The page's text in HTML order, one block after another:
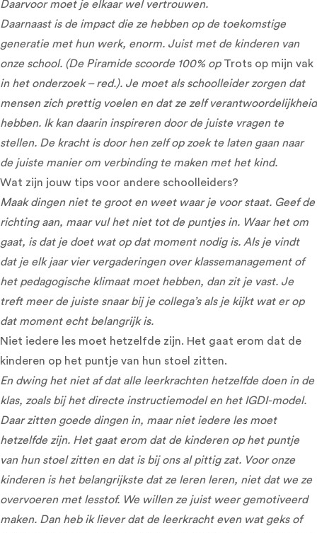
Daarvoor moet je elkaar wel vertrouwen.
Daarnaast is de impact die ze hebben op de toekomstige
generatie met hun werk, enorm. Juist met de kinderen van
onze school. (De Piramide scoorde 100% op Trots op mijn vak
in het onderzoek – red.). Je moet als schoolleider zorgen dat
mensen zich prettig voelen en dat ze zelf verantwoordelijkheid
hebben. Ik kan daarin inspireren door de juiste vragen te
stellen. De kracht is door hen zelf op zoek te laten gaan naar
de juiste manier om verbinding te maken met het kind.
Wat zijn jouw tips voor andere schoolleiders?
Maak dingen niet te groot en weet waar je voor staat. Geef de
richting aan, maar vul het niet tot de puntjes in. Waar het om
gaat, is dat je doet wat op dat moment nodig is. Als je vindt
dat je elk jaar vier vergaderingen over klassemanagement of
het pedagogische klimaat moet hebben, dan zit je vast. Je
treft meer de juiste snaar bij je collega’s als je kijkt wat er op
dat moment echt belangrijk is.
Niet iedere les moet hetzelfde zijn. Het gaat erom dat de
kinderen op het puntje van hun stoel zitten.
En dwing het niet af dat alle leerkrachten hetzelfde doen in de
klas, zoals bij het directe instructiemodel en het IGDI-model.
Daar zitten goede dingen in, maar niet iedere les moet
hetzelfde zijn. Het gaat erom dat de kinderen op het puntje
van hun stoel zitten en dat is bij ons al pittig zat. Voor onze
kinderen is het belangrijkste dat ze leren leren, niet dat we ze
overvoeren met lesstof. We willen ze juist weer gemotiveerd
maken. Dan heb ik liever dat de leerkracht even wat geks of